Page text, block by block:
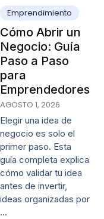
Emprendimiento
Cómo Abrir un
Negocio: Guía
Paso a Paso
para
Emprendedores
AGOSTO 1, 2026
Elegir una idea de
negocio es solo el
primer paso. Esta
guía completa explica
cómo validar tu idea
antes de invertir,
ideas organizadas por
…